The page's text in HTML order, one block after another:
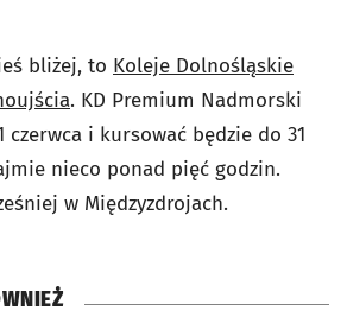
bliżej, to Koleje Dolnośląskie
. KD Premium Nadmorski
czerwca i kursować będzie do 31
nieco ponad pięć godzin.
w Międzyzdrojach.